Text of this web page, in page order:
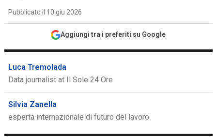
Pubblicato il 10 giu 2026
Aggiungi tra i preferiti su Google
Luca Tremolada
Data journalist at Il Sole 24 Ore
Silvia Zanella
esperta internazionale di futuro del lavoro